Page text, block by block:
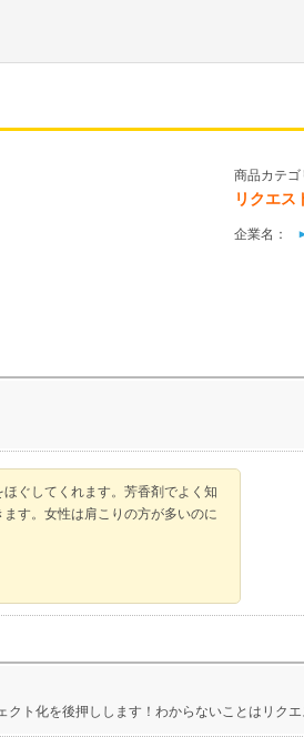
商品カテゴ
リクエス
企業名：
ぐしてくれます。芳香剤でよく知
す。女性は肩こりの方が多いのに
ト化を後押しします！わからないことはリク